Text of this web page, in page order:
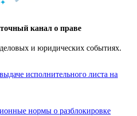
канал о праве
и юридических событиях.
исполнительного листа на
нормы о разблокировке